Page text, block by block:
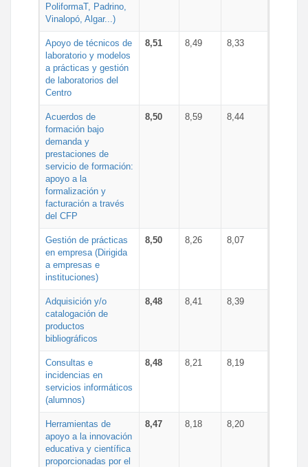
PoliformaT, Padrino,
Vinalopó, Algar...)
Apoyo de técnicos de
laboratorio y modelos
a prácticas y gestión
de laboratorios del
Centro
8,51 8,49 8,33
Acuerdos de
formación bajo
demanda y
prestaciones de
servicio de formación:
apoyo a la
formalización y
facturación a través
del CFP
8,50 8,59 8,44
Gestión de prácticas
en empresa (Dirigida
a empresas e
instituciones)
8,50 8,26 8,07
Adquisición y/o
catalogación de
productos
bibliográficos
8,48 8,41 8,39
Consultas e
incidencias en
servicios informáticos
(alumnos)
8,48 8,21 8,19
Herramientas de
apoyo a la innovación
educativa y científica
proporcionadas por el
8,47 8,18 8,20